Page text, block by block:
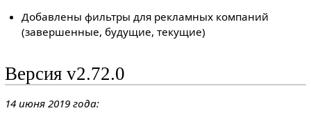
Добавлены фильтры для рекламных компаний
(завершенные, будущие, текущие)
Версия v2.72.0
14 июня 2019 года: